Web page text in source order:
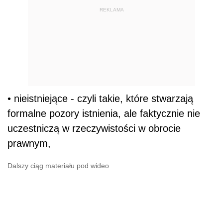
REKLAMA
• nieistniejące - czyli takie, które stwarzają
formalne pozory istnienia, ale faktycznie nie
uczestniczą w rzeczywistości w obrocie
prawnym,
Dalszy ciąg materiału pod wideo